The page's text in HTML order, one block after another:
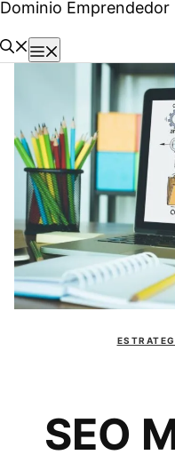
Saltar
contenido
Dominio Emprendedor
SEO